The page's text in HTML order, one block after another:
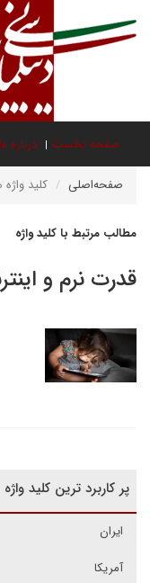
صفحه نخست درباره ما
صفحه‌اصلی کلید واژه
مطالب مرتبط با کلید واژه
قدرت نرم و
پر کاربرد ترین کلید
ایران
آمریکا